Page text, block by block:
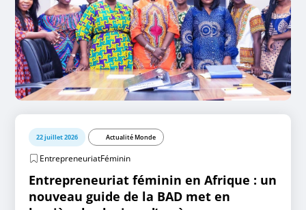
22 juillet 2026 Actualité Monde
EntrepreneuriatFéminin
Entrepreneuriat féminin en Afrique : un
nouveau guide de la BAD met en